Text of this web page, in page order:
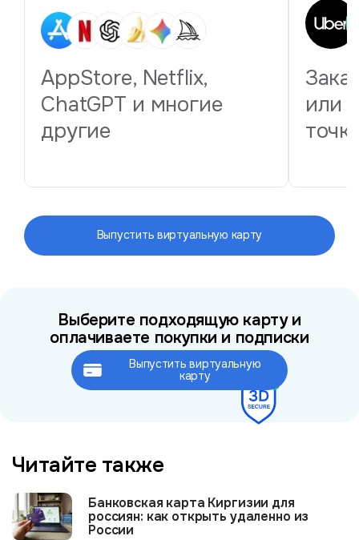
AppStore, Netflix,
ChatGPT и многие
другие
или
Выпустить виртуальную карту
Выберите подходящую карту и
оплачиваете покупки и подписки
Это займёт не более 2 минут
Выпустить виртуальную
карту
Читайте также
Банковская карта Киргизии для
россиян: как открыть удаленно из
России